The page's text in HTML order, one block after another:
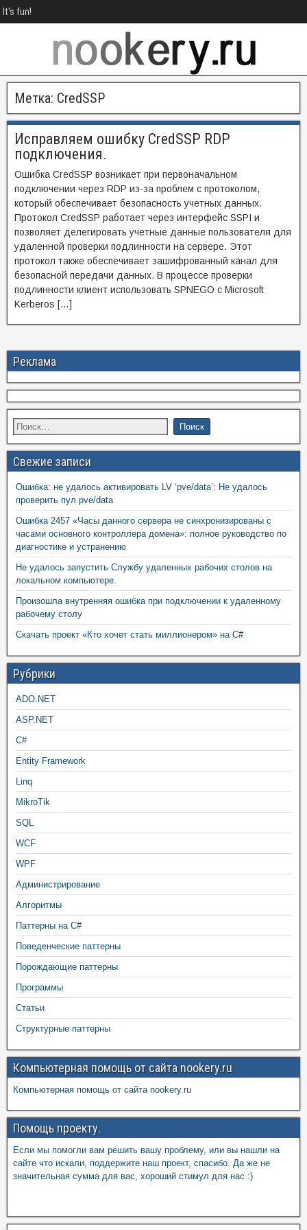
It's fun!
Метка: CredSSP
Исправляем ошибку CredSSP RDP
подключения.
Ошибка CredSSP возникает при первоначальном
подключении через RDP из-за проблем с протоколом,
который обеспечивает безопасность учетных данных.
Протокол CredSSP работает через интерфейс SSPI и
позволяет делегировать учетные данные пользователя для
удаленной проверки подлинности на сервере. Этот
протокол также обеспечивает зашифрованный канал для
безопасной передачи данных. В процессе проверки
подлинности клиент использовать SPNEGO с Microsoft
Kerberos […]
Реклама
Свежие записи
Ошибка: не удалось активировать LV ‘pve/data’: Не удалось
проверить пул pve/data
Ошибка 2457 «Часы данного сервера не синхронизированы с
часами основного контроллера домена»: полное руководство по
диагностике и устранению
Не удалось запустить Службу удаленных рабочих столов на
локальном компьютере.
Произошла внутренняя ошибка при подключении к удаленному
рабочему столу
Скачать проект «Кто хочет стать миллионером» на C#
Рубрики
ADO.NET
ASP.NET
C#
Entity Framework
Linq
MikroTik
SQL
WCF
WPF
Администрирование
Алгоритмы
Паттерны на C#
Поведенческие паттерны
Порождающие паттерны
Программы
Статьи
Структурные паттерны
Компьютерная помощь от сайта nookery.ru
Компьютерная помощь от сайта nookery.ru
Помощь проекту.
Если мы помогли вам решить вашу проблему, или вы нашли на
сайте что искали, поддержите наш проект, спасибо. Да же не
значительная сумма для вас, хороший стимул для нас :)